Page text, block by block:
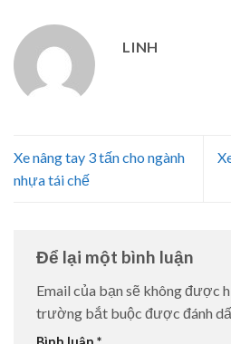
LINH
Xe nâng tay 3 tấn cho ngành
nhựa tái chế
Để lại một bình luận
Email của bạn sẽ không được
trường bắt buộc được đánh